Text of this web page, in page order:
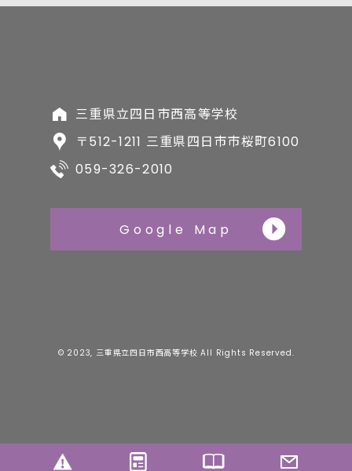
三重県立四日市西高等学校
〒512-1211 三重県四日市市桜町6100
059-326-2010
Google Map
© 2023, 三重県立四日市西高等学校 All Rights Reserved.